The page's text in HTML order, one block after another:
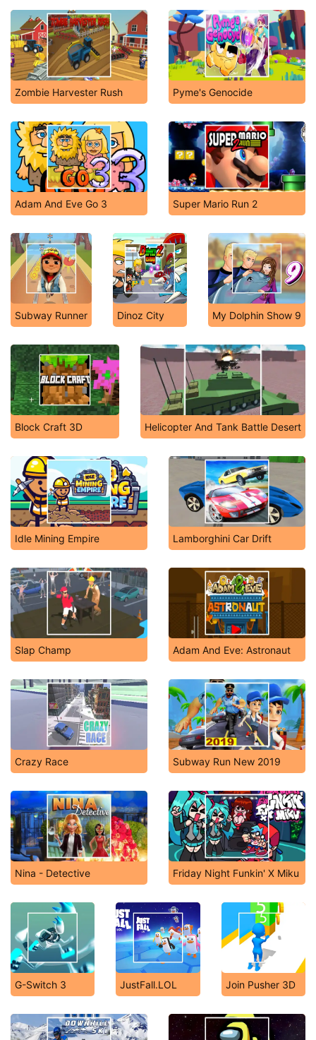
Zombie Harvester Rush Pyme's Genocide
Adam And Eve Go 3 Super Mario Run 2
Subway Runner Dinoz City My Dolphin Show 9
Block Craft 3D Helicopter And Tank Battle Desert
Idle Mining Empire Lamborghini Car Drift
Slap Champ Adam And Eve: Astronaut
Crazy Race Subway Run New 2019
Nina - Detective Friday Night Funkin' X Miku
G-Switch 3 JustFall.LOL Join Pusher 3D